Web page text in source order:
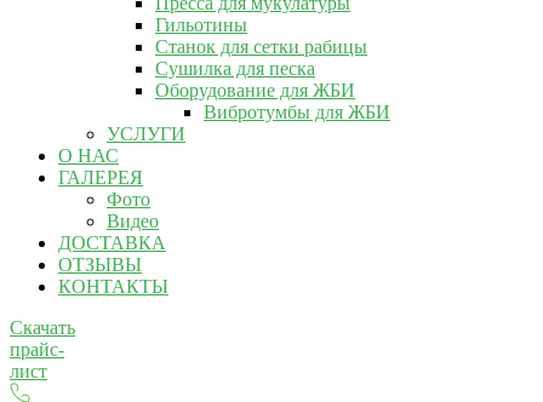
Гильотины
Станок для сетки рабицы
Сушилка для песка
Оборудование для ЖБИ
Вибротумбы для ЖБИ
УСЛУГИ
О НАС
ГАЛЕРЕЯ
Фото
Видео
ДОСТАВКА
ОТЗЫВЫ
КОНТАКТЫ
Скачать
прайс-
лист